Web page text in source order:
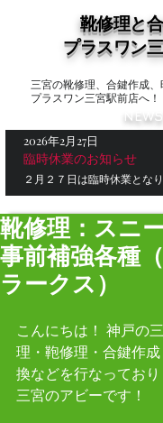
三宮の靴修理、合鍵作成
プラスワン三宮駅前店へ！
NEWS
2026年2月27日
臨時休業のお知らせ
２月２７日は臨時休業となり
靴修理と
プラスワン
靴修理：スニ
事前補強各種
ラークス）
こんにちは！ 神戸の
理・鞄修理・合鍵作
換などを行なってお
三宮のアビーです！